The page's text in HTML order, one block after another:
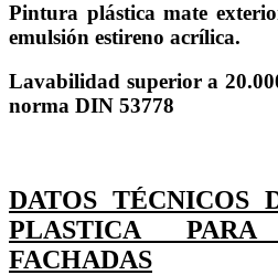
Pintura plástica mate
emulsión estireno acrílica.
Lavabilidad superior a
norma DIN 53778
DATOS TÉCNICOS
PLASTICA
FACHADAS